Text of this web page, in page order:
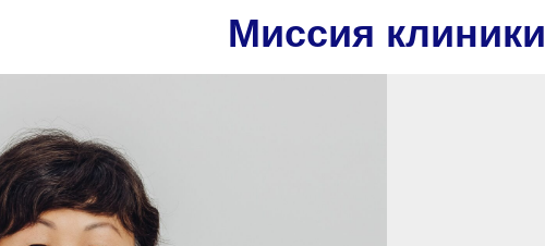
Миссия клиники